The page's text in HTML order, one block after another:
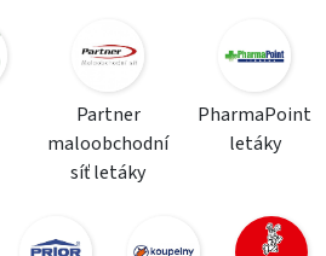
Partner
maloobchodní
síť letáky
PharmaPoint
letáky